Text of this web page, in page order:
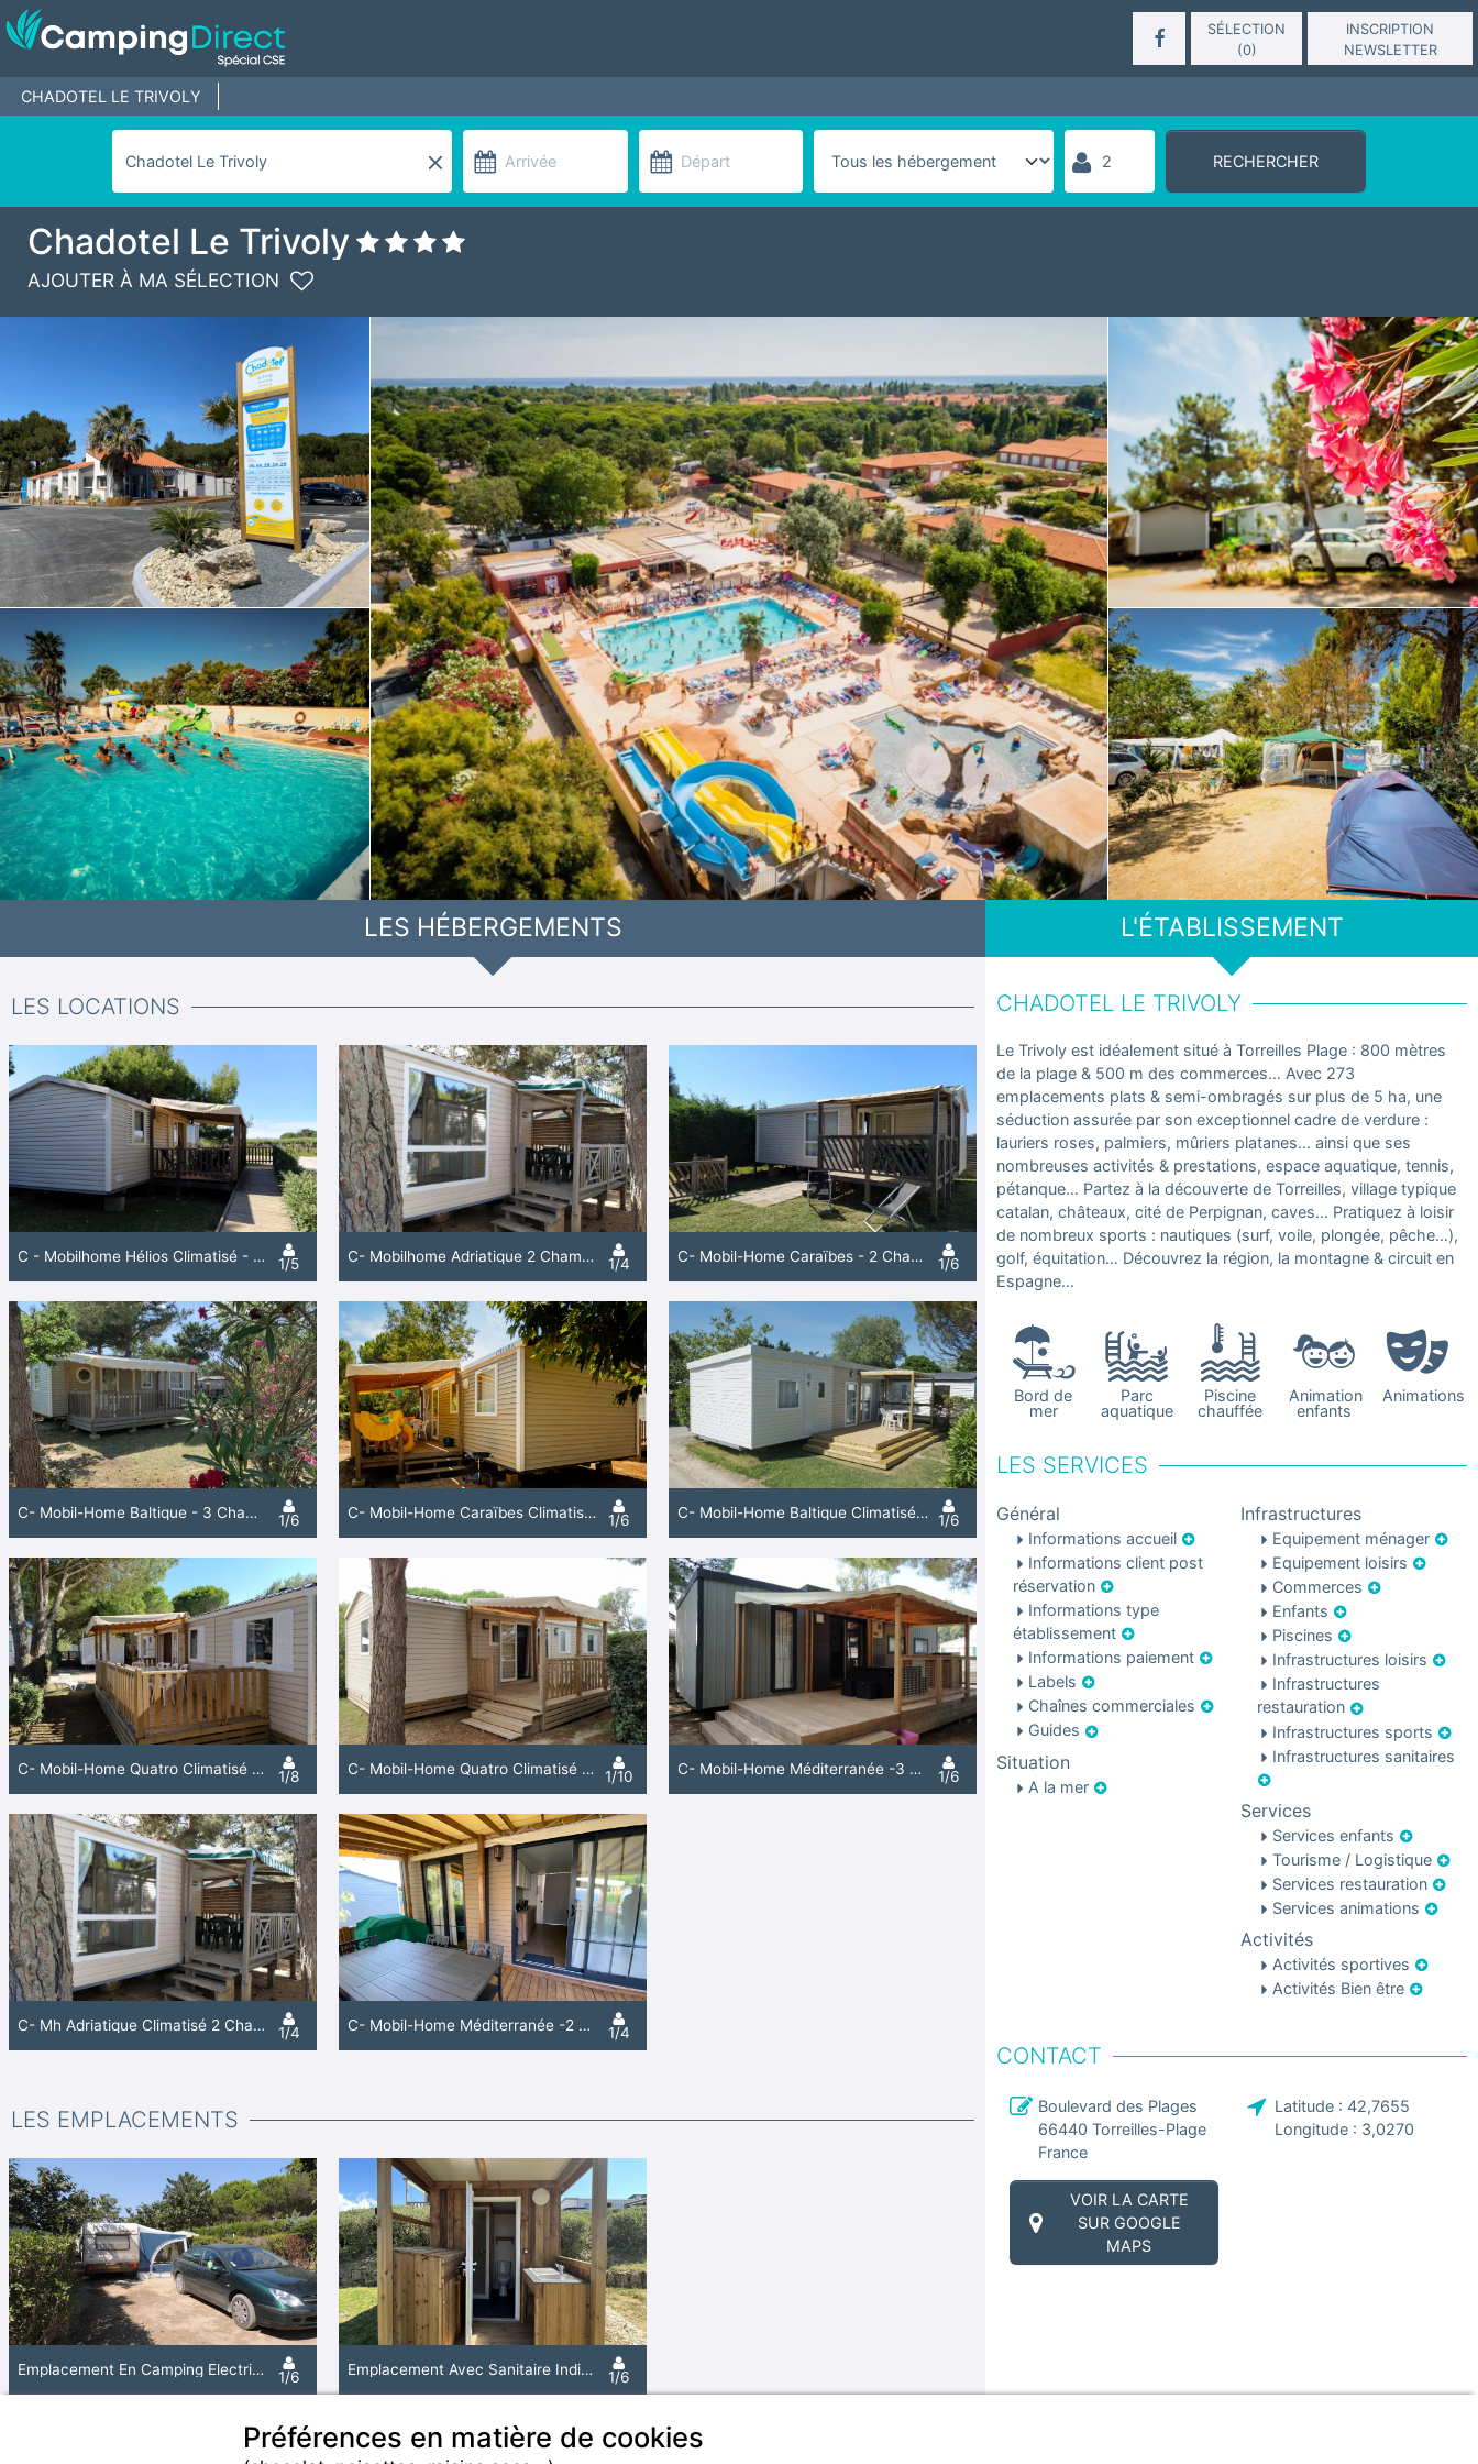
SÉLECTION
(0)
INSCRIPTION
NEWSLETTER
CHADOTEL LE TRIVOLY
RECHERCHER
Chadotel Le Trivoly
AJOUTER À MA SÉLECTION
L'ÉTABLISSEMENT
CHADOTEL LE TRIVOLY
Le Trivoly est idéalement situé à Torreilles Plage : 800 mètres
de la plage & 500 m des commerces… Avec 273
emplacements plats & semi-ombragés sur plus de 5 ha, une
séduction assurée par son exceptionnel cadre de verdure :
lauriers roses, palmiers, mûriers platanes… ainsi que ses
nombreuses activités & prestations, espace aquatique, tennis,
pétanque… Partez à la découverte de Torreilles, village typique
catalan, châteaux, cité de Perpignan, caves… Pratiquez à loisir
de nombreux sports : nautiques (surf, voile, plongée, pêche…),
golf, équitation… Découvrez la région, la montagne & circuit en
Espagne…
Bord de
mer
Parc
aquatique
Piscine
chauffée
Animation
enfants
Animations
LES SERVICES
Général
Informations accueil
Informations client post
réservation
Informations type
établissement
Informations paiement
Labels
Chaînes commerciales
Guides
Situation
A la mer
Infrastructures
Equipement ménager
Equipement loisirs
Commerces
Enfants
Piscines
Infrastructures loisirs
Infrastructures
restauration
Infrastructures sports
Infrastructures sanitaires
Services
Services enfants
Tourisme / Logistique
Services restauration
Services animations
Activités
Activités sportives
Activités Bien être
CONTACT
Boulevard des Plages
66440 Torreilles-Plage
France
Latitude : 42,7655
Longitude : 3,0270
VOIR LA CARTE
SUR GOOGLE
MAPS
LES HÉBERGEMENTS
LES LOCATIONS
C - Mobilhome Hélios Climatisé - Pmr - 2 Chambres -32M² -Avec Terrasse Couverte 1/5 C- Mobilhome Adriatique 2 Chambres 1/4 C- Mobil-Home Caraïbes - 2 Chambres 1/6
C- Mobil-Home Baltique - 3 Chambres 1/6 C- Mobil-Home Caraïbes Climatisé - 2 Chambres 1/6 C- Mobil-Home Baltique Climatisé - 3 Chambres 1/6
C- Mobil-Home Quatro Climatisé - 4 Chambres 1/8 C- Mobil-Home Quatro Climatisé - 4 Chambres 2 Salles De Douche 1/10 C- Mobil-Home Méditerranée -3 Chambres -Climatisé 1/6
C- Mh Adriatique Climatisé 2 Chambres 1/4 C- Mobil-Home Méditerranée -2 Chambres -Climatisé 1/4
LES EMPLACEMENTS
Emplacement En Camping Électricité 1/6 Emplacement Avec Sanitaire Individuel 1/6
Préférences en matière de cookies